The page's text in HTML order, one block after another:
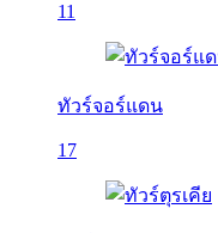
11
ทัวร์จอร์แดน
17